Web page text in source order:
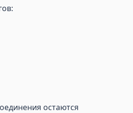
остаются